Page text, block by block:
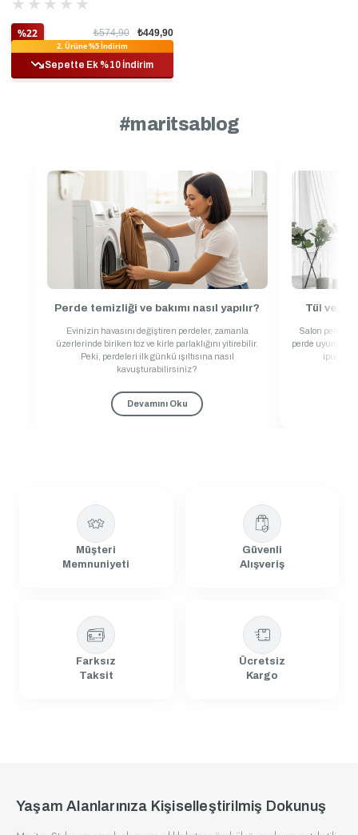
Özel Üretim
★★
₺249,90
2. Ürüne %5 İndirim
Sepette Ek %10 İndirim
★ ★ ★ ★ ★
₺449,90
₺574,90
%22
2. Ürüne %5 İndirim
Sepette Ek %10 İndirim
★
#maritsablog
Perde temizliği ve bakımı nasıl yapılır?
Evinizin havasını değiştiren perdeler, zamanla
üzerlerinde biriken toz ve kirle parlaklığını yitirebilir.
Peki, perdeleri ilk günkü ışıltısına nasıl
kavuşturabilirsiniz?
Devamını Oku
Tül ve
Salon perdesi
perde
Müşteri
Memnuniyeti
Güvenli
Alışveriş
Farksız
Taksit
Ücretsiz
Kargo
Yaşam Alanlarınıza Kişiselleştirilmiş Dokunuş